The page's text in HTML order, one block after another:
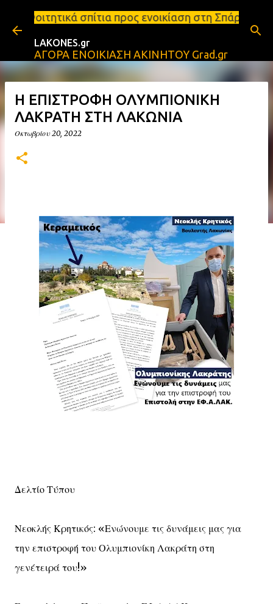
Μετάβαση στο κύριο περιεχόμενο
προς ενοικίαση στη Σπάρτη Ενοικιάσεις
LAKONES.gr
ΑΓΟΡΑ ΕΝΟΙΚΙΑΣΗ ΑΚΙΝΗΤΟΥ Grad.gr
Η ΕΠΙΣΤΡΟΦΗ ΟΛΥΜΠΙΟΝΙΚΗ
ΛΑΚΡΑΤΗ ΣΤΗ ΛΑΚΩΝΙΑ
Οκτωβρίου 20, 2022
Δελτίο Τύπου
Νεοκλής Κρητικός: «Ενώνουμε τις δυνάμεις μας για
την επιστροφή του Ολυμπιονίκη Λακράτη στη
γενέτειρά του!»